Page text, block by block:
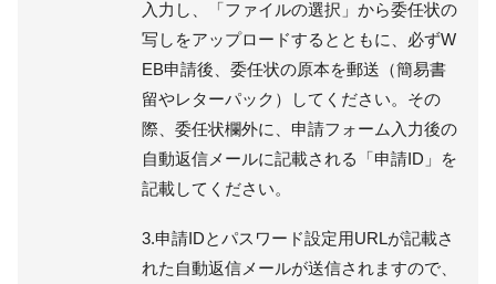
入力し、「ファイルの選択」から委任状の
写しをアップロードするとともに、必ずW
EB申請後、委任状の原本を郵送（簡易書
留やレターパック）してください。その
際、委任状欄外に、申請フォーム入力後の
自動返信メールに記載される「申請ID」を
記載してください。
3.申請IDとパスワード設定用URLが記載さ
れた自動返信メールが送信されますので、